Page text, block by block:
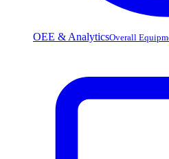
OEE & AnalyticsOverall